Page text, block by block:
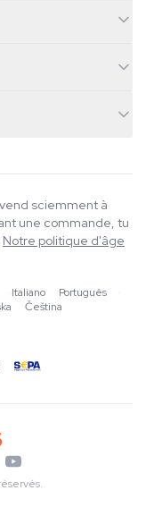
sciemment à
une commande, tu
Notre politique d'âge
·Italiano ·Português
·
·Čeština